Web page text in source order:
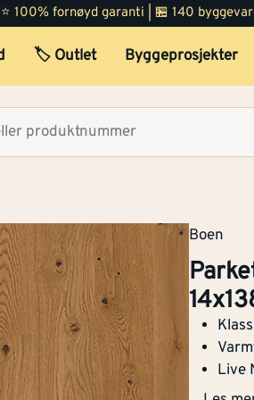
100% fornøyd garanti | 🏪 140
🏷️ Outlet Byggeprosjekter
Boen
Live
oljet/
Bredde
Tykkelse
Børstet
slitesjikt
Varmeled
ningsevn
e i
henhold
til EN